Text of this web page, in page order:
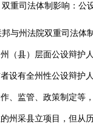
重司法体制影响：公
与州法院双重司法体
（县）层面公设辩护
设有全州性公设辩
、监管、政策制定等
州采县立项目，但从